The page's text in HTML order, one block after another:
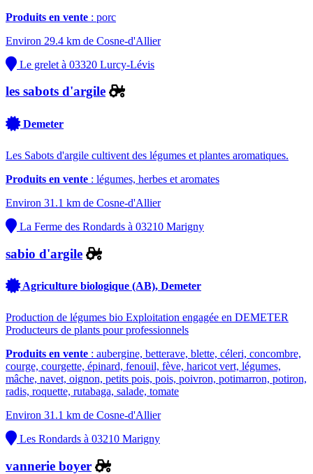
Produits en vente : porc
Environ 29.4 km de Cosne-d'Allier
Le grelet à 03320 Lurcy-Lévis
les sabots d'argile
Demeter
Les Sabots d'argile cultivent des légumes et plantes aromatiques.
Produits en vente : légumes, herbes et aromates
Environ 31.1 km de Cosne-d'Allier
La Ferme des Rondards à 03210 Marigny
sabio d'argile
Agriculture biologique (AB), Demeter
Production de légumes bio Exploitation engagée en DEMETER
Producteurs de plants pour professionnels
Produits en vente : aubergine, betterave, blette, céleri, concombre,
courge, courgette, épinard, fenouil, fève, haricot vert, légumes,
mâche, navet, oignon, petits pois, pois, poivron, potimarron, potiron,
radis, roquette, rutabaga, salade, tomate
Environ 31.1 km de Cosne-d'Allier
Les Rondards à 03210 Marigny
vannerie boyer